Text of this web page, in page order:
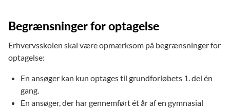
Begrænsninger for optagelse
Erhvervsskolen skal være opmærksom på begrænsninger for
optagelse:
En ansøger kan kun optages til grundforløbets 1. del én
gang.
En ansøger, der har gennemført ét år af en gymnasial